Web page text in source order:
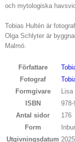
och mytologiska
Tobias Hultén är
Olga Schlyter är
Malmö.
Författare
Fotograf
Formgivare
Lisa
ISBN
978-
Antal sidor
176
Form
Utgivningsdatum